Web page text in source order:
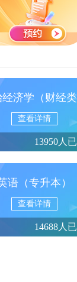
济学（财经类
查看详情
13950人
语（专升本）
查看详情
14688人